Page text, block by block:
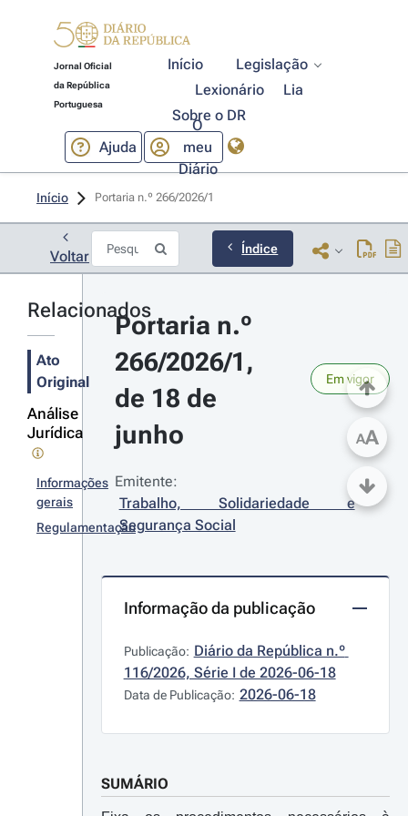
Jornal Oficial
da República
Portuguesa
Início
Legislação
Lexionário
Lia
Sobre o DR
Ajuda
O
meu
Diário
Início Portaria n.º 266/2026/1
Voltar Índice
Relacionados
Ato
Original
Análise
Jurídica
Informações
gerais
Regulamentação
Portaria n.º
266/2026/1,
de 18 de
junho
Em vigor
Emitente:
Trabalho, Solidariedade e
Segurança Social
Informação da publicação
Publicação: Diário da República n.º
116/2026, Série I de 2026-06-18
Data de Publicação: 2026-06-18
SUMÁRIO
AA